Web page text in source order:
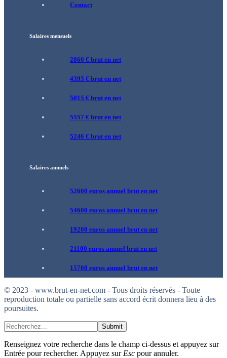
Contact
Salaires mensuels
2860 € brut en net
4393 € brut en net
5015 € brut en net
5557 € brut en net
5246 € brut en net
Salaires annuels
52600 euros annuel brut en net
54600 euros annuel brut en net
19200 euros annuel brut en net
21100 euros annuel brut en net
15700 euros annuel brut en net
© 2023 - www.brut-en-net.com - Tous droits réservés - Toute
reproduction totale ou partielle sans accord écrit donnera lieu à des
poursuites.
Submit
Renseignez votre recherche dans le champ ci-dessus et appuyez sur
Entrée pour rechercher. Appuyez sur Esc pour annuler.